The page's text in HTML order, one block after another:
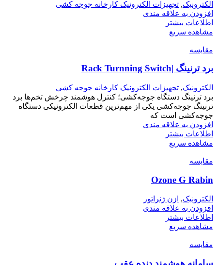
الکترونیک, تجهیزات الکترونیک کارخانه جوجه کشی
افزودن به علاقه مندی
اطلاعات بیشتر
مشاهده سریع
مقایسه
برد ترنینگ |Rack Turnning Switch
الکترونیک, تجهیزات الکترونیک کارخانه جوجه کشی
برد ترنینگ دستگاه جوجه‌کشی؛ کنترل هوشمند چرخش تخم‌ها برد
ترنینگ جوجه‌کشی یکی از مهم‌ترین قطعات الکترونیکی دستگاه
جوجه‌کشی است که
افزودن به علاقه مندی
اطلاعات بیشتر
مشاهده سریع
مقایسه
Ozone G Rabin
الکترونیک, ازن ژنراتور
افزودن به علاقه مندی
اطلاعات بیشتر
مشاهده سریع
مقایسه